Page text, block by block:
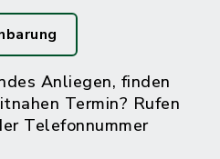
Anliegen, finden
Termin? Rufen
Telefonnummer